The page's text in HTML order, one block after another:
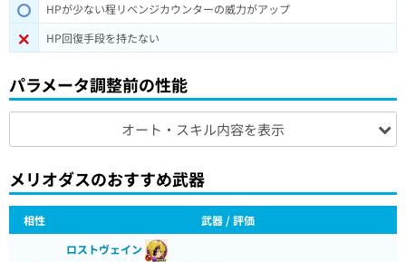
HPが少ない程リベンジカウンターの威力がアップ
HP回復手段を持たない
パラメータ調整前の性能
オート・スキル内容を表示
メリオダスのおすすめ武器
相性 武器 / 評価
ロストヴェイン